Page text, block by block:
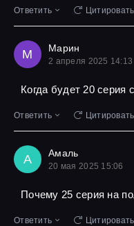
Ответить Цитировать
М Марин
2 апреля 2025 14:13
Когда будет 20 серия
Ответить Цитировать
А Амаль
20 мая 2025 15:06
Почему 25 серия на
Ответить Цитировать